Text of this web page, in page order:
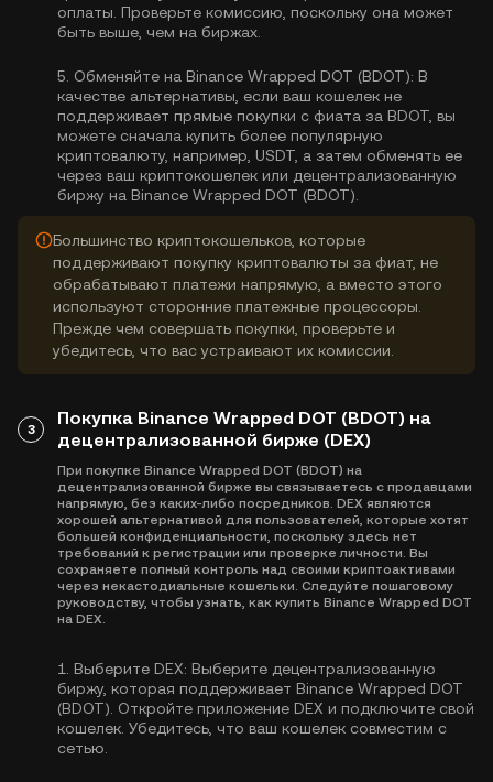
оплаты. Проверьте комиссию, поскольку она может
быть выше, чем на биржах.
5. Обменяйте на Binance Wrapped DOT (BDOT): В
качестве альтернативы, если ваш кошелек не
поддерживает прямые покупки с фиата за BDOT, вы
можете сначала купить более популярную
криптовалюту, например, USDT, а затем обменять ее
через ваш криптокошелек или децентрализованную
биржу на Binance Wrapped DOT (BDOT).
Большинство криптокошельков, которые
поддерживают покупку криптовалюты за фиат, не
обрабатывают платежи напрямую, а вместо этого
используют сторонние платежные процессоры.
Прежде чем совершать покупки, проверьте и
убедитесь, что вас устраивают их комиссии.
3
Покупка Binance Wrapped DOT (BDOT) на
децентрализованной бирже (DEX)
При покупке Binance Wrapped DOT (BDOT) на
децентрализованной бирже вы связываетесь с продавцами
напрямую, без каких-либо посредников. DEX являются
хорошей альтернативой для пользователей, которые хотят
большей конфиденциальности, поскольку здесь нет
требований к регистрации или проверке личности. Вы
сохраняете полный контроль над своими криптоактивами
через некастодиальные кошельки. Следуйте пошаговому
руководству, чтобы узнать, как купить Binance Wrapped DOT
на DEX.
1. Выберите DEX: Выберите децентрализованную
биржу, которая поддерживает Binance Wrapped DOT
(BDOT). Откройте приложение DEX и подключите свой
кошелек. Убедитесь, что ваш кошелек совместим с
сетью.